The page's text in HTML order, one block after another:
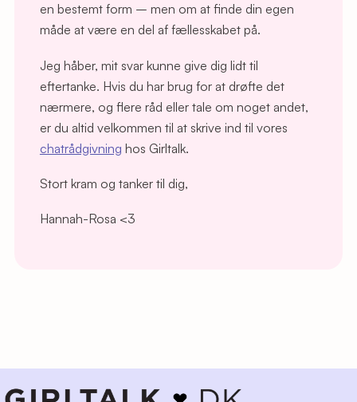
en bestemt form – men om at finde din egen
måde at være en del af fællesskabet på.
Jeg håber, mit svar kunne give dig lidt til
eftertanke. Hvis du har brug for at drøfte det
nærmere, og flere råd eller tale om noget andet,
er du altid velkommen til at skrive ind til vores
chatrådgivning hos Girltalk.
Stort kram og tanker til dig,
Hannah-Rosa <3